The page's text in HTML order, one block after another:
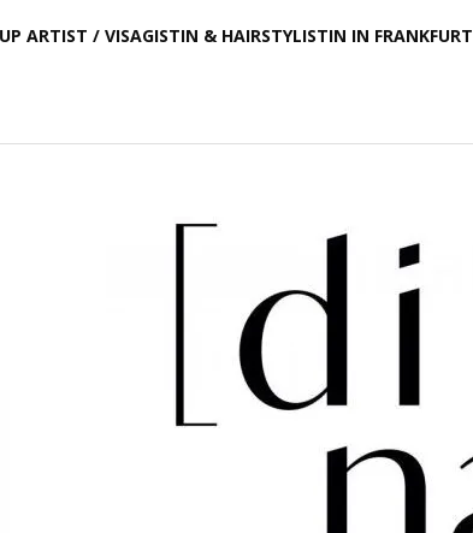
ARTIST / VISAGISTIN & HAIRSTYLISTIN IN FRANKFURT